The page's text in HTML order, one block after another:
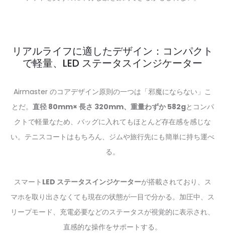
リアルライフに適したデザイン：コンパクト
で軽量、LED ステータスインジケーター
Airmaster のコアデザイン原則の一つは「邪魔にならない」こ
とだ。 直径 80mm× 長さ 320mm、重量わずか 582gとコンパ
クトで軽量なため、バッグに入れてもほとんど存在感を感じな
い。テニスコートはもちろん、ジムや旅行先にも簡単に持ち運べ
る。
スマート LED ステータスインジケーターが搭載されており、ス
マホを取り出さなくても現在の状態が一目で分かる。加圧中、ス
リープモード、充電必要などのステータスが視覚的に表示され、
直感的な操作をサポートする。